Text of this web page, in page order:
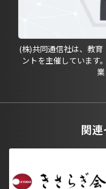
(株)共同通信社は、教
ントを主催しています
関